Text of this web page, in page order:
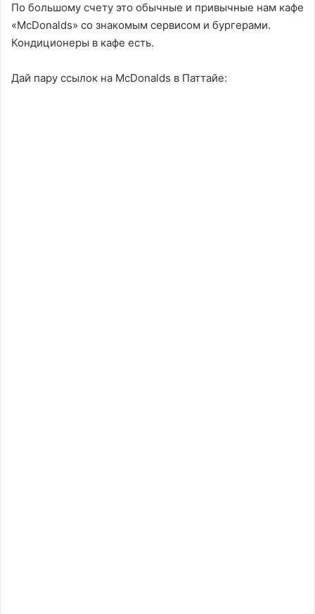
По большому счету это обычные и привычные нам кафе
«McDonalds» со знакомым сервисом и бургерами.
Кондиционеры в кафе есть.
Дай пару ссылок на McDonalds в Паттайе: